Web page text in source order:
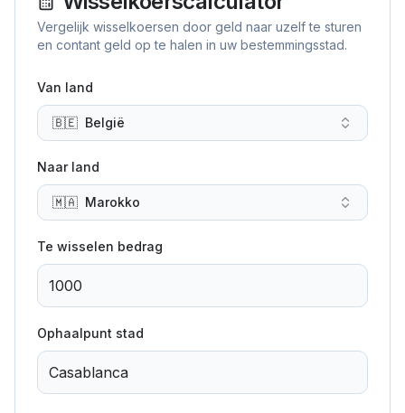
Vergelijk wisselkoersen door geld naar uzelf te sturen
en contant geld op te halen in uw bestemmingsstad.
Van land
🇧🇪 België
Naar land
🇲🇦 Marokko
Te wisselen bedrag
Ophaalpunt stad